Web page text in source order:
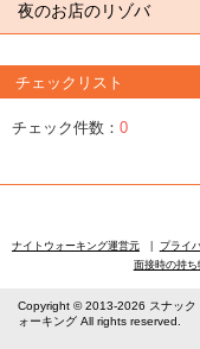
夜のお店のリゾバ
チェックリスト
チェック件数： 0
ナイトウォーキング運営元 プライ
面接時の持ち
Copyright © 2013-2026 スナック
ォーキング All rights reserved.